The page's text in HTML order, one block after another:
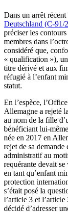
Dans un arrêt
Deutschland (C-91/
préciser les
membres dans
considéré que,
« qualification »),
titre dérivé et aux
réfugié à l’enfant
statut.
En l’espèce,
Allemagne a rejeté
au nom de la fille
bénéficiant lui-
née en 2017 en
rejet de sa demande
administratif au
requérante devait
en tant qu’enfant
protection
s’était posé la
l’article 3 et
décidé d’adresser